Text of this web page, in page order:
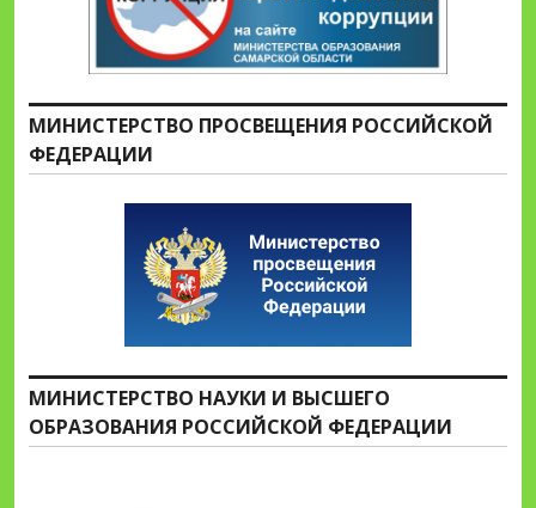
МИНИСТЕРСТВО ПРОСВЕЩЕНИЯ РОССИЙСКОЙ
ФЕДЕРАЦИИ
МИНИСТЕРСТВО НАУКИ И ВЫСШЕГО
ОБРАЗОВАНИЯ РОССИЙСКОЙ ФЕДЕРАЦИИ